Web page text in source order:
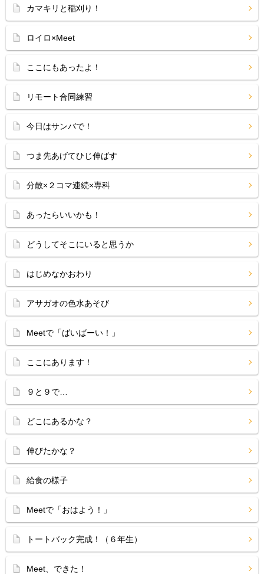
カマキリと稲刈り！
ロイロ×Meet
ここにもあったよ！
リモート合同練習
今日はサンバで！
つま先あげてひじ伸ばす
分散×２コマ連続×専科
あったらいいかも！
どうしてそこにいると思うか
はじめなかおわり
アサガオの色水あそび
Meetで「ばいばーい！」
ここにあります！
９と９で…
どこにあるかな？
伸びたかな？
給食の様子
Meetで「おはよう！」
トートバック完成！（６年生）
Meet、できた！